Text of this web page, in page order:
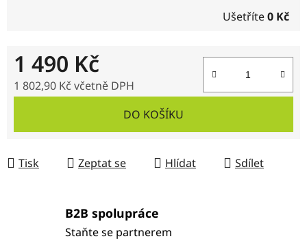
Ušetříte0 Kč
1 490 Kč
1 802,90 Kč včetně DPH
DO KOŠÍKU
Tisk Zeptat se Hlídat Sdílet
B2B spolupráce
Staňte se partnerem